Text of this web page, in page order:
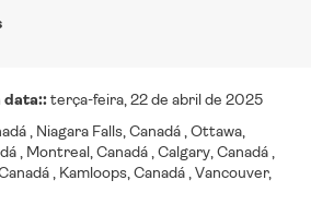
data::terça-feira, 22 de abril de 2025
, Niagara Falls, Canadá , Ottawa,
, Montreal, Canadá , Calgary, Canadá ,
, Kamloops, Canadá , Vancouver,